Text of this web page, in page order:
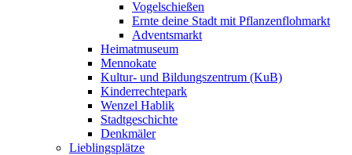
Vogelschießen
Ernte deine Stadt mit Pflanzenflohmarkt
Adventsmarkt
Heimatmuseum
Mennokate
Kultur- und Bildungszentrum (KuB)
Kinderrechtepark
Wenzel Hablik
Stadtgeschichte
Denkmäler
Lieblingsplätze